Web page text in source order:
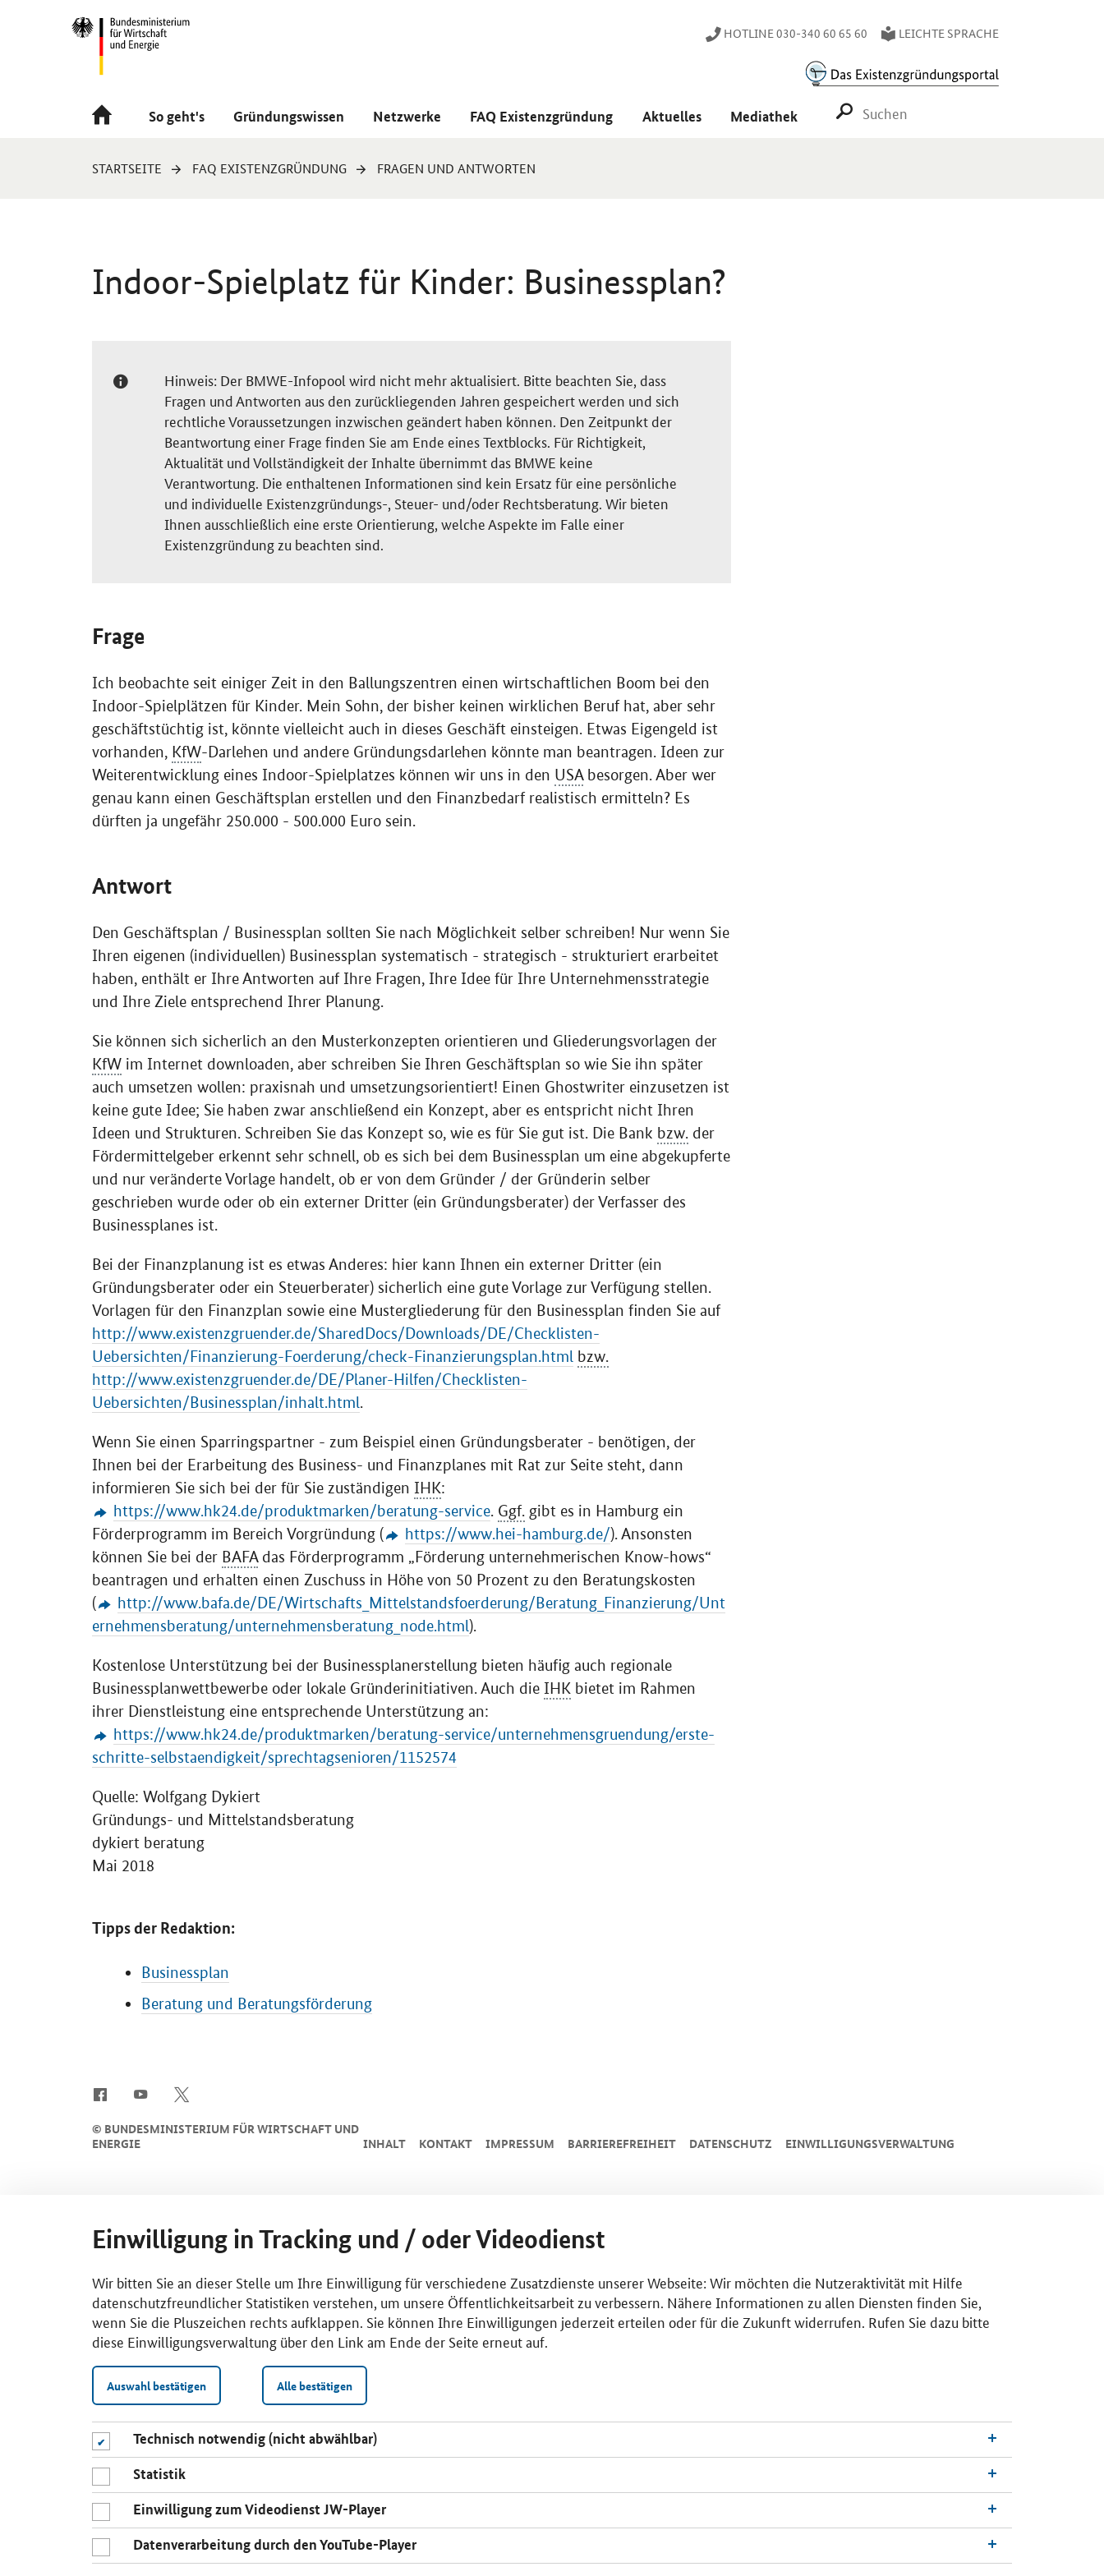
Navigation
Hauptmenü HOTLINE 030-340 60 65 60 LEICHTE SPRACHE
So geht's Gründungswissen Netzwerke FAQ Existenzgründung Aktuelles Mediathek SUCHE STARTEN
Sie
STARTSEITE FAQ EXISTENZGRÜNDUNG FRAGEN UND ANTWORTEN
Indoor-Spielplatz für Kinder: Businessplan?
Hinweis: Der BMWE-Infopool wird nicht mehr aktualisiert. Bitte beachten Sie, dass
Fragen und Antworten aus den zurückliegenden Jahren gespeichert werden und sich
rechtliche Voraussetzungen inzwischen geändert haben können. Den Zeitpunkt der
Beantwortung einer Frage finden Sie am Ende eines Textblocks. Für Richtigkeit,
Aktualität und Vollständigkeit der Inhalte übernimmt das BMWE keine
Verantwortung. Die enthaltenen Informationen sind kein Ersatz für eine persönliche
und individuelle Existenzgründungs-, Steuer- und/oder Rechtsberatung. Wir bieten
Ihnen ausschließlich eine erste Orientierung, welche Aspekte im Falle einer
Existenzgründung zu beachten sind.
Frage
Ich beobachte seit einiger Zeit in den Ballungszentren einen wirtschaftlichen Boom bei den
Indoor-Spielplätzen für Kinder. Mein Sohn, der bisher keinen wirklichen Beruf hat, aber sehr
geschäftstüchtig ist, könnte vielleicht auch in dieses Geschäft einsteigen. Etwas Eigengeld ist
vorhanden, KfW-Darlehen und andere Gründungsdarlehen könnte man beantragen. Ideen zur
Weiterentwicklung eines Indoor-Spielplatzes können wir uns in den USAbesorgen. Aber wer
genau kann einen Geschäftsplan erstellen und den Finanzbedarf realistisch ermitteln? Es
dürften ja ungefähr 250.000 - 500.000 Euro sein.
Antwort
Den Geschäftsplan / Businessplan sollten Sie nach Möglichkeit selber schreiben! Nur wenn Sie
Ihren eigenen (individuellen) Businessplan systematisch - strategisch - strukturiert erarbeitet
haben, enthält er Ihre Antworten auf Ihre Fragen, Ihre Idee für Ihre Unternehmensstrategie
und Ihre Ziele entsprechend Ihrer Planung.
Sie können sich sicherlich an den Musterkonzepten orientieren und Gliederungsvorlagen der
KfW im Internet downloaden, aber schreiben Sie Ihren Geschäftsplan so wie Sie ihn später
auch umsetzen wollen: praxisnah und umsetzungsorientiert! Einen Ghostwriter einzusetzen ist
keine gute Idee; Sie haben zwar anschließend ein Konzept, aber es entspricht nicht Ihren
Ideen und Strukturen. Schreiben Sie das Konzept so, wie es für Sie gut ist. Die Bank bzw. der
Fördermittelgeber erkennt sehr schnell, ob es sich bei dem Businessplan um eine abgekupferte
und nur veränderte Vorlage handelt, ob er von dem Gründer / der Gründerin selber
geschrieben wurde oder ob ein externer Dritter (ein Gründungsberater) der Verfasser des
Businessplanes ist.
Bei der Finanzplanung ist es etwas Anderes: hier kann Ihnen ein externer Dritter (ein
Gründungsberater oder ein Steuerberater) sicherlich eine gute Vorlage zur Verfügung stellen.
Vorlagen für den Finanzplan sowie eine Mustergliederung für den Businessplan finden Sie auf
http://www.existenzgruender.de/SharedDocs/Downloads/DE/Checklisten-
Uebersichten/Finanzierung-Foerderung/check-Finanzierungsplan.html bzw.
http://www.existenzgruender.de/DE/Planer-Hilfen/Checklisten-
Uebersichten/Businessplan/inhalt.html.
Wenn Sie einen Sparringspartner - zum Beispiel einen Gründungsberater - benötigen, der
Ihnen bei der Erarbeitung des Business- und Finanzplanes mit Rat zur Seite steht, dann
informieren Sie sich bei der für Sie zuständigen IHK:
https://www.hk24.de/produktmarken/beratung-service. Ggf. gibt es in Hamburg ein
Förderprogramm im Bereich Vorgründung (
https://www.hei-hamburg.de/). Ansonsten
können Sie bei der BAFAdas Förderprogramm „Förderung unternehmerischen Know-hows“
beantragen und erhalten einen Zuschuss in Höhe von 50 Prozent zu den Beratungskosten
(
http://www.bafa.de/DE/Wirtschafts_Mittelstandsfoerderung/Beratung_Finanzierung/Unt
ernehmensberatung/unternehmensberatung_node.html).
Kostenlose Unterstützung bei der Businessplanerstellung bieten häufig auch regionale
Businessplanwettbewerbe oder lokale Gründerinitiativen. Auch die IHK bietet im Rahmen
ihrer Dienstleistung eine entsprechende Unterstützung an:
https://www.hk24.de/produktmarken/beratung-service/unternehmensgruendung/erste-
schritte-selbstaendigkeit/sprechtagsenioren/1152574
Quelle: Wolfgang Dykiert
Gründungs- und Mittelstandsberatung
dykiert beratung
Mai 2018
Tipps der Redaktion:
Businessplan
Beratung und Beratungsförderung
© BUNDESMINISTERIUM FÜR WIRTSCHAFT UND
ENERGIE
INHALT KONTAKT IMPRESSUM BARRIEREFREIHEIT DATENSCHUTZ EINWILLIGUNGSVERWALTUNG
Einwilligung in Tracking und / oder Videodienst
Wir bitten Sie an dieser Stelle um Ihre Einwilligung für verschiedene Zusatzdienste unserer Webseite: Wir möchten die Nutzeraktivität mit Hilfe
datenschutzfreundlicher Statistiken verstehen, um unsere Öffentlichkeitsarbeit zu verbessern. Nähere Informationen zu allen Diensten finden Sie,
wenn Sie die Pluszeichen rechts aufklappen. Sie können Ihre Einwilligungen jederzeit erteilen oder für die Zukunft widerrufen. Rufen Sie dazu bitte
diese Einwilligungsverwaltung über den Link am Ende der Seite erneut auf.
Auswahl bestätigen Alle bestätigen
Technisch notwendig (nicht abwählbar)
Statistik
Einwilligung zum Videodienst JW-Player
Datenverarbeitung durch den YouTube-Player